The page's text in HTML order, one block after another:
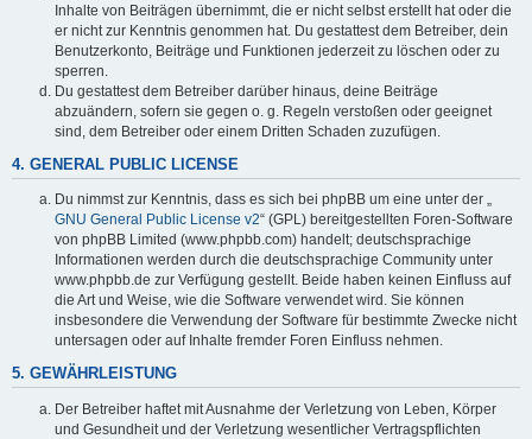
Inhalte von Beiträgen übernimmt, die er nicht selbst erstellt hat oder die
er nicht zur Kenntnis genommen hat. Du gestattest dem Betreiber, dein
Benutzerkonto, Beiträge und Funktionen jederzeit zu löschen oder zu
sperren.
Du gestattest dem Betreiber darüber hinaus, deine Beiträge
abzuändern, sofern sie gegen o. g. Regeln verstoßen oder geeignet
sind, dem Betreiber oder einem Dritten Schaden zuzufügen.
4. GENERAL PUBLIC LICENSE
Du nimmst zur Kenntnis, dass es sich bei phpBB um eine unter der „
GNU General Public License v2“ (GPL) bereitgestellten Foren-Software
von phpBB Limited (www.phpbb.com) handelt; deutschsprachige
Informationen werden durch die deutschsprachige Community unter
www.phpbb.de zur Verfügung gestellt. Beide haben keinen Einfluss auf
die Art und Weise, wie die Software verwendet wird. Sie können
insbesondere die Verwendung der Software für bestimmte Zwecke nicht
untersagen oder auf Inhalte fremder Foren Einfluss nehmen.
5. GEWÄHRLEISTUNG
Der Betreiber haftet mit Ausnahme der Verletzung von Leben, Körper
und Gesundheit und der Verletzung wesentlicher Vertragspflichten